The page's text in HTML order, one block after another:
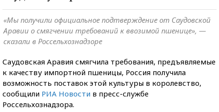
«Мы получили официальное подтверждение от Саудовской
Аравии о смягчении требований к ввозимой пшенице», —
сказали в Россельхознадзоре
Саудовская Аравия смягчила требования, предъявляемые
к качеству импортной пшеницы, Россия получила
возможность поставок этой культуры в королевство,
сообщили РИА Новости в пресс-службе
Россельхознадзора.